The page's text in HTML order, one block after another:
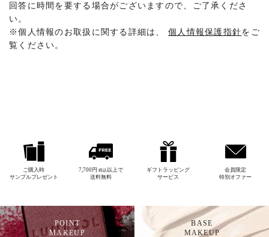
回答に時間を要する場合がございますので、ご了承くださ
い。
※個人情報のお取扱に関する詳細は、個人情報保護指針をご
覧ください。
ご購入時
サンプルプレゼント
7,700円 税込以上で
送料無料
ギフトラッピング
サービス
会員限定
特別オファー
POINT
MAKEUP
BASE
MAKEUP